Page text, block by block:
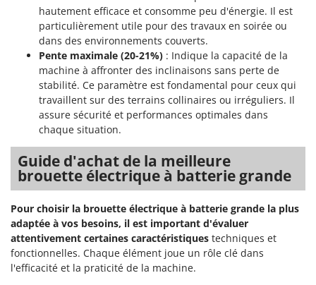
hautement efficace et consomme peu d'énergie. Il est
particulièrement utile pour des travaux en soirée ou
dans des environnements couverts.
Pente maximale (20-21%) : Indique la capacité de la
machine à affronter des inclinaisons sans perte de
stabilité. Ce paramètre est fondamental pour ceux qui
travaillent sur des terrains collinaires ou irréguliers. Il
assure sécurité et performances optimales dans
chaque situation.
Guide d'achat de la meilleure
brouette électrique à batterie grande
Pour choisir la brouette électrique à batterie grande la plus
adaptée à vos besoins, il est important d'évaluer
attentivement certaines caractéristiques techniques et
fonctionnelles. Chaque élément joue un rôle clé dans
l'efficacité et la praticité de la machine.